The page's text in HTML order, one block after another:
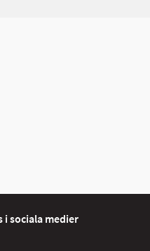
i sociala medier